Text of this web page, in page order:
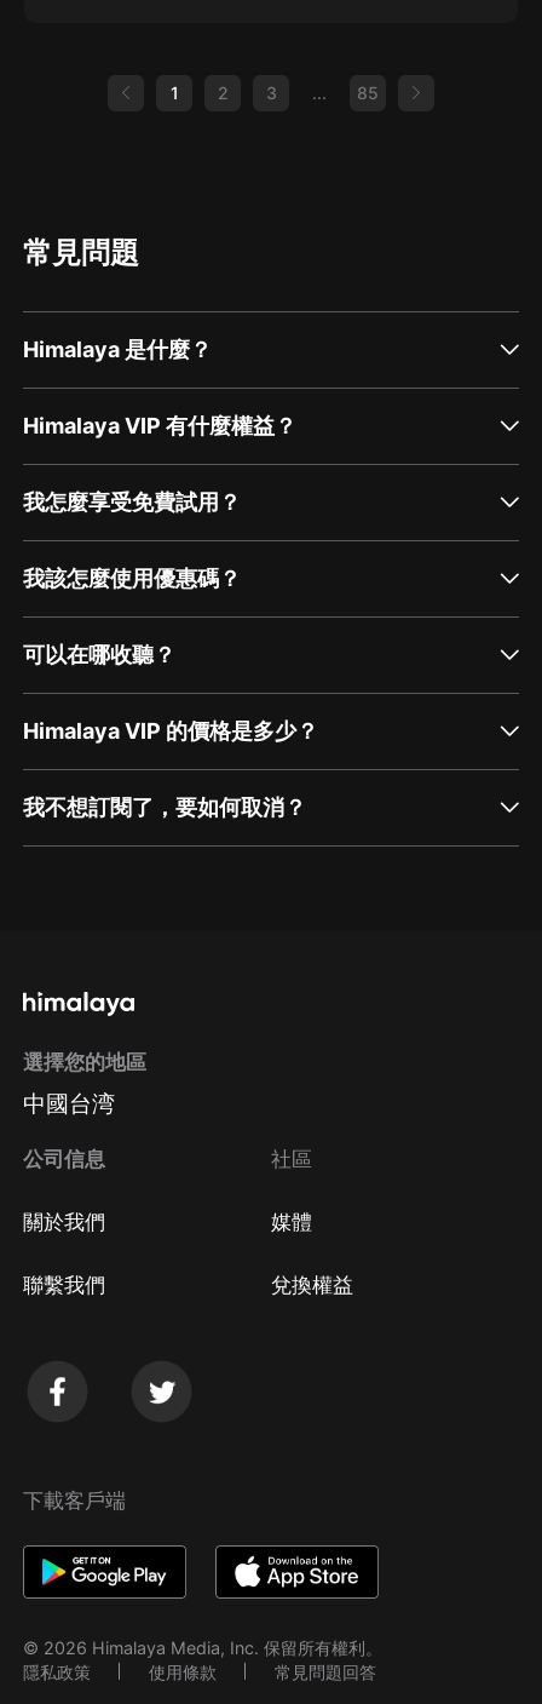
1 2 3 ... 85
常見問題
Himalaya 是什麼？
Himalaya VIP 有什麼權益？
我怎麼享受免費試用？
我該怎麼使用優惠碼？
可以在哪收聽？
Himalaya VIP 的價格是多少？
我不想訂閱了，要如何取消？
方法 Google Play取消訂閱方法
選擇您的地區
中國台湾
公司信息
關於我們
聯繫我們
社區
媒體
兌換權益
下載客戶端
© 2026 Himalaya Media, Inc. 保留所有權利。
隱私政策
使用條款 常見問題回答